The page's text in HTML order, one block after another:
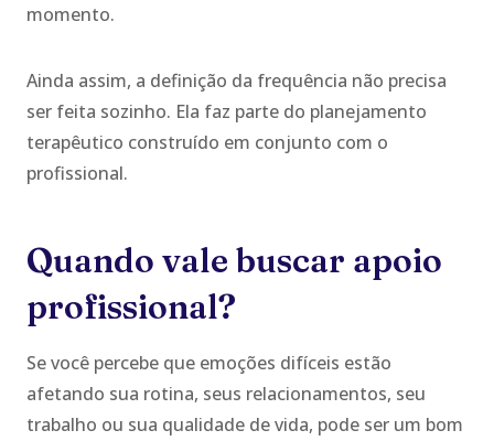
momento.
Ainda assim, a definição da frequência não precisa
ser feita sozinho. Ela faz parte do planejamento
terapêutico construído em conjunto com o
profissional.
Quando vale buscar apoio
profissional?
Se você percebe que emoções difíceis estão
afetando sua rotina, seus relacionamentos, seu
trabalho ou sua qualidade de vida, pode ser um bom